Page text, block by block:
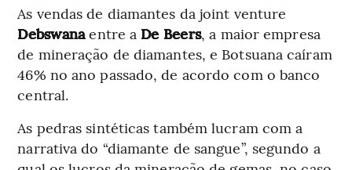
As vendas de diamantes da joint venture
Debswanaentre a De Beers, a maior empresa
de mineração de diamantes, e Botsuana caíram
46% no ano passado, de acordo com o banco
central.
As pedras sintéticas também lucram com a
narrativa do “diamante de sangue”, segundo a